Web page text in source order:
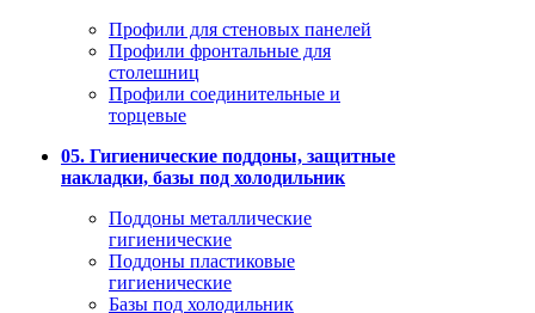
Профили для стеновых панелей
Профили фронтальные для
столешниц
Профили соединительные и
торцевые
05. Гигиенические поддоны, защитные
накладки, базы под холодильник
Поддоны металлические
гигиенические
Поддоны пластиковые
гигиенические
Базы под холодильник